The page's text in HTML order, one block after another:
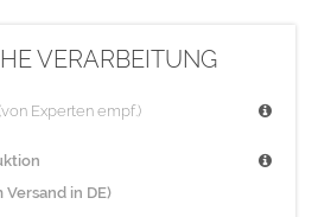
VERARBEITUNG
Experten empf.)
in DE)